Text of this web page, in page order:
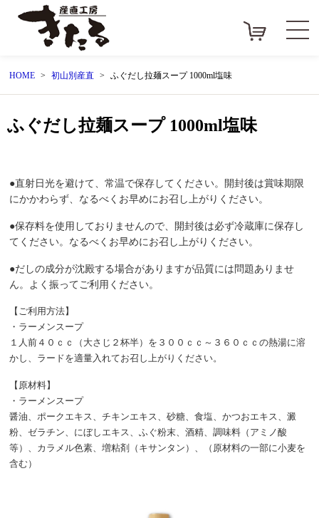
HOME 初山別産直 ふぐだし拉麺スープ 1000ml塩味
ふぐだし拉麺スープ 1000ml塩味
●直射日光を避けて、常温で保存してください。開封後は賞味期限
にかかわらず、なるべくお早めにお召し上がりください。
●保存料を使用しておりませんので、開封後は必ず冷蔵庫に保存し
てください。なるべくお早めにお召し上がりください。
●だしの成分が沈殿する場合がありますが品質には問題ありませ
ん。よく振ってご利用ください。
【ご利用方法】
・ラーメンスープ
１人前４０ｃｃ（大さじ２杯半）を３００ｃｃ～３６０ｃｃの熱湯に溶
かし、ラードを適量入れてお召し上がりください。
【原材料】
・ラーメンスープ
醤油、ポークエキス、チキンエキス、砂糖、食塩、かつおエキス、澱
粉、ゼラチン、にぼしエキス、ふぐ粉末、酒精、調味料（アミノ酸
等）、カラメル色素、増粘剤（キサンタン）、（原材料の一部に小麦を
含む）